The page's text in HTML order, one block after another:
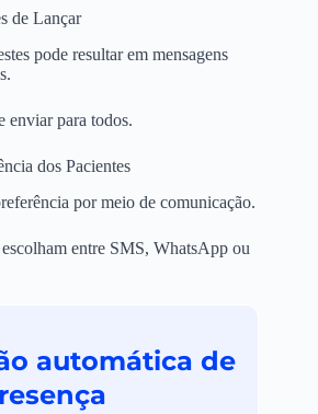
de Lançar
pode resultar em mensagens
enviar para todos.
dos Pacientes
por meio de comunicação.
entre SMS, WhatsApp ou
automática de